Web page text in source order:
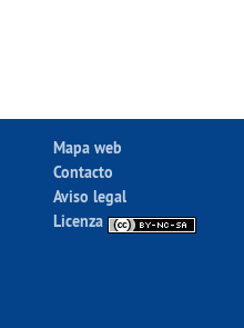
Mapa web
Contacto
Aviso legal
Licenza